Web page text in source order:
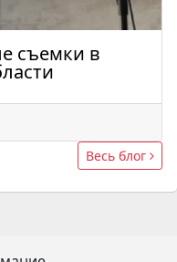
съемки в
Весь блог